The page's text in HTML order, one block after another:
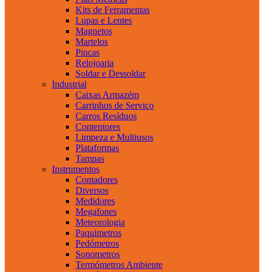
Kits de Ferramentas
Lupas e Lentes
Magnetos
Martelos
Pincas
Relojoaria
Soldar e Dessoldar
Industrial
Caixas Armazém
Carrinhos de Serviço
Carros Resíduos
Contentores
Limpeza e Multiusos
Plataformas
Tampas
Instrumentos
Contadores
Diversos
Medidores
Megafones
Meteorologia
Paquimetros
Pedómetros
Sonometros
Termómetros Ambiente